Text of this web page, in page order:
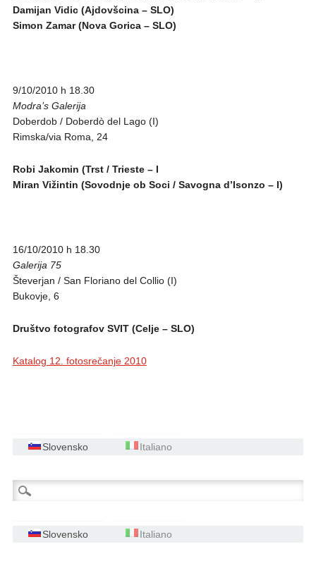
Damijan Vidic (Ajdovšcina – SLO)
Simon Zamar (Nova Gorica – SLO)
9/10/2010 h 18.30
Modra’s Galerija
Doberdob / Doberdò del Lago (I)
Rimska/via Roma, 24
Robi Jakomin (Trst / Trieste – I
Miran Vižintin (Sovodnje ob Soci / Savogna d’Isonzo – I)
16/10/2010 h 18.30
Galerija 75
Števerjan / San Floriano del Collio (I)
Bukovje, 6
Društvo fotografov SVIT (Celje – SLO)
Katalog 12. fotosrečanje 2010
Slovensko Italiano
Išči:
Slovensko Italiano